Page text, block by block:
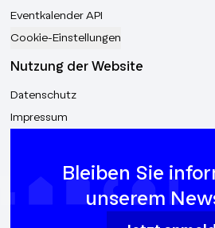
Eventkalender API
Cookie-Einstellungen
Nutzung der Website
Datenschutz
Impressum
Bleiben Sie
unserem